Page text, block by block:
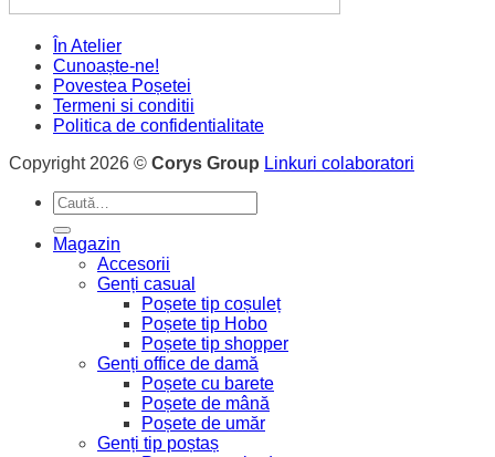
În Atelier
Cunoaște-ne!
Povestea Poșetei
Termeni si conditii
Politica de confidentialitate
Copyright 2026 © Corys Group Linkuri colaboratori
Caută
după:
Magazin
Accesorii
Genți casual
Poșete tip coșuleț
Poșete tip Hobo
Poșete tip shopper
Genți office de damă
Poșete cu barete
Poșete de mână
Poșete de umăr
Genți tip poștaș